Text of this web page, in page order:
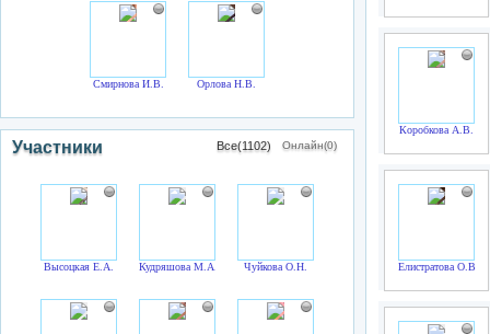
Смирнова И.В. Орлова Н.В.
Участники Все(1102) Онлайн(0)
Высоцкая Е.А. Кудряшова М.А. Чуйкова О.Н.
Коробкова А.В.
Елистратова О.В.